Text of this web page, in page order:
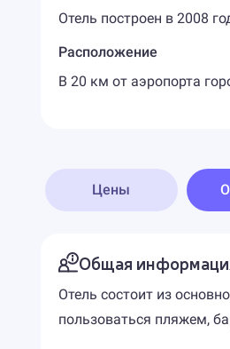
Отель построен в 2008
Расположение
В 20 км от аэропорта
Цены
Общая
Отель состоит из
пользоваться пляжем,